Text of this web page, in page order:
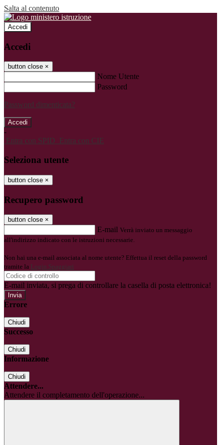
Salta al contenuto
Accedi
Accedi
button close ×
Nome Utente
Password
Password dimenticata?
-
Entra con SPID Entra con CIE
Seleziona utente
button close ×
Recupero password
button close ×
E-mail Verrà inviato un messaggio
all'indirizzo indicato con le istruzioni necessarie.
Non hai una e-mail associata al nome utente? Effettua il reset della password
tramite la Login Spaggiari
E-mail inviata, si prega di controllare la casella di posta elettronica!
Errore
Chiudi
Successo
Chiudi
Informazione
Chiudi
Attendere...
Attendere il completamento dell'operazione...